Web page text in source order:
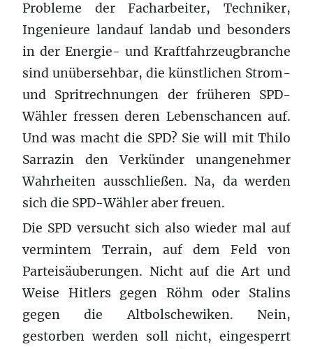
Probleme der Facharbeiter, Techniker,
Ingenieure landauf landab und besonders
in der Energie- und Kraftfahrzeugbranche
sind unübersehbar, die künstlichen Strom-
und Spritrechnungen der früheren SPD-
Wähler fressen deren Lebenschancen auf.
Und was macht die SPD? Sie will mit Thilo
Sarrazin den Verkünder unangenehmer
Wahrheiten ausschließen. Na, da werden
sich die SPD-Wähler aber freuen.
Die SPD versucht sich also wieder mal auf
vermintem Terrain, auf dem Feld von
Parteisäuberungen. Nicht auf die Art und
Weise Hitlers gegen Röhm oder Stalins
gegen die Altbolschewiken. Nein,
gestorben werden soll nicht, eingesperrt